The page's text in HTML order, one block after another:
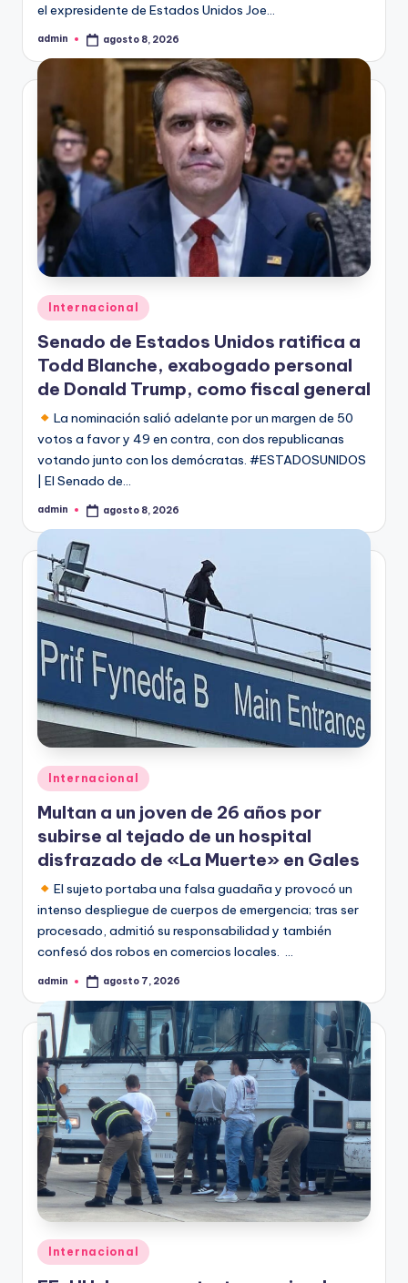
el expresidente de Estados Unidos Joe…
Publicado
admin agosto 8, 2026
Publicado
en
Internacional
Senado de Estados Unidos ratifica a
Todd Blanche, exabogado personal
de Donald Trump, como fiscal general
La nominación salió adelante por un margen de 50
votos a favor y 49 en contra, con dos republicanas
votando junto con los demócratas. #ESTADOSUNIDOS
| El Senado de…
Publicado
admin agosto 8, 2026
Publicado
en
Internacional
Multan a un joven de 26 años por
subirse al tejado de un hospital
disfrazado de «La Muerte» en Gales
El sujeto portaba una falsa guadaña y provocó un
intenso despliegue de cuerpos de emergencia; tras ser
procesado, admitió su responsabilidad y también
confesó dos robos en comercios locales. …
Publicado
admin agosto 7, 2026
Publicado
en
Internacional